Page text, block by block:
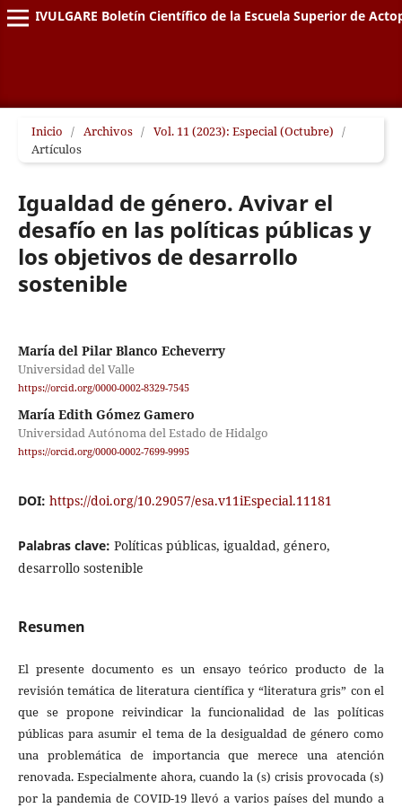
DIVULGARE Boletín Científico de la Escuela Superior de
Inicio / Archivos / Vol. 11 (2023): Especial (Octubre) /
Artículos
Igualdad de género. Avivar el
desafío en las políticas públicas y
los objetivos de desarrollo
sostenible
María del Pilar Blanco Echeverry
Universidad del Valle
https://orcid.org/0000-0002-8329-7545
María Edith Gómez Gamero
Universidad Autónoma del Estado de Hidalgo
https://orcid.org/0000-0002-7699-9995
DOI: https://doi.org/10.29057/esa.v11iEspecial.11181
Palabras clave: Políticas públicas, igualdad, género,
desarrollo sostenible
Resumen
El presente documento es un ensayo teórico producto de la
revisión temática de literatura científica y “literatura gris” con el
que se propone reivindicar la funcionalidad de las políticas
públicas para asumir el tema de la desigualdad de género como
una problemática de importancia que merece una atención
renovada. Especialmente ahora, cuando la (s) crisis provocada (s)
por la pandemia de COVID-19 llevó a varios países del mundo a